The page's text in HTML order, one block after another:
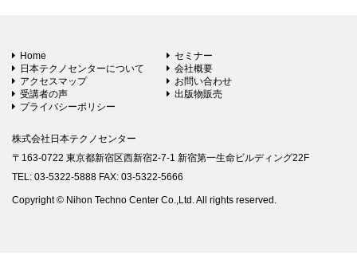
Home
セミナー
日本テクノセンターについて
会社概要
アクセスマップ
お問い合わせ
受講者の声
出版物販売
プライバシーポリシー
株式会社日本テクノセンター
〒163-0722 東京都新宿区西新宿2-7-1 新宿第一生命ビルディング22F
TEL: 03-5322-5888 FAX: 03-5322-5666
Copyright © Nihon Techno Center Co.,Ltd. All rights reserved.